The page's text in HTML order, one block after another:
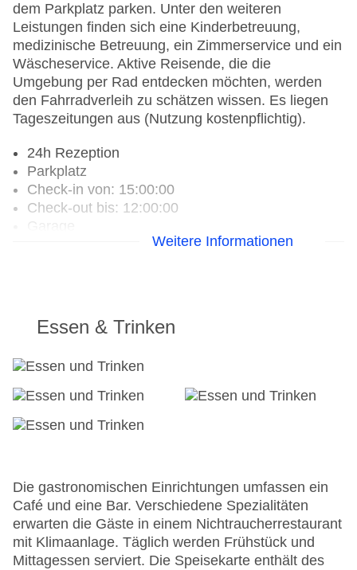
dem Parkplatz parken. Unter den weiteren
Leistungen finden sich eine Kinderbetreuung,
medizinische Betreuung, ein Zimmerservice und ein
Wäscheservice. Aktive Reisende, die die
Umgebung per Rad entdecken möchten, werden
den Fahrradverleih zu schätzen wissen. Es liegen
Tageszeitungen aus (Nutzung kostenpflichtig).
24h Rezeption
Parkplatz
Check-in von: 15:00:00
Check-out bis: 12:00:00
Haustiere
Zimmerservice
Gesamtanzahl der Zimmer: 76
Zahlungsarten: American Express, Diners Club,
Landeskategorie: 3 Sterne
Weitere Informationen
Essen & Trinken
Die gastronomischen Einrichtungen umfassen ein
Café und eine Bar. Verschiedene Spezialitäten
erwarten die Gäste in einem Nichtraucherrestaurant
mit Klimaanlage. Täglich werden Frühstück und
Mittagessen serviert. Die Speisekarte enthält des